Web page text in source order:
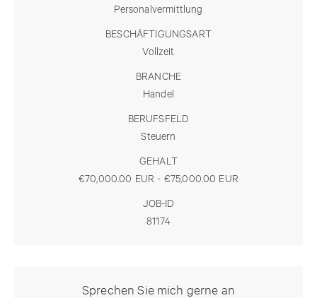
Personalvermittlung
BESCHÄFTIGUNGSART
Vollzeit
BRANCHE
Handel
BERUFSFELD
Steuern
GEHALT
€70,000.00 EUR - €75,000.00 EUR
JOB-ID
81174
Sprechen Sie mich gerne an